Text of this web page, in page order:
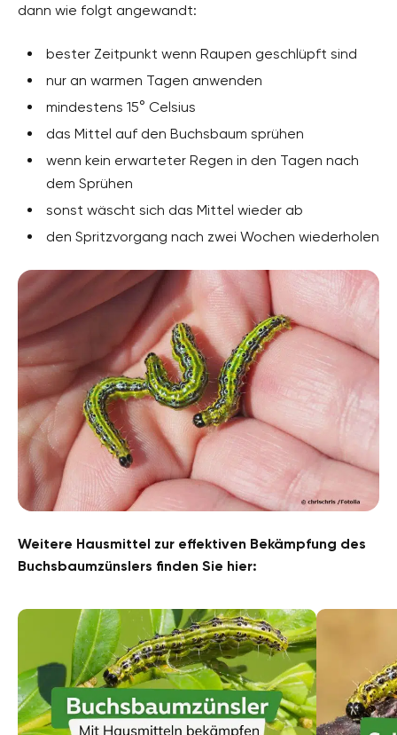
dann wie folgt angewandt:
bester Zeitpunkt wenn Raupen geschlüpft sind
nur an warmen Tagen anwenden
mindestens 15° Celsius
das Mittel auf den Buchsbaum sprühen
wenn kein erwarteter Regen in den Tagen nach
dem Sprühen
sonst wäscht sich das Mittel wieder ab
den Spritzvorgang nach zwei Wochen wiederholen
Weitere Hausmittel zur effektiven Bekämpfung des
Buchsbaumzünslers finden Sie hier: